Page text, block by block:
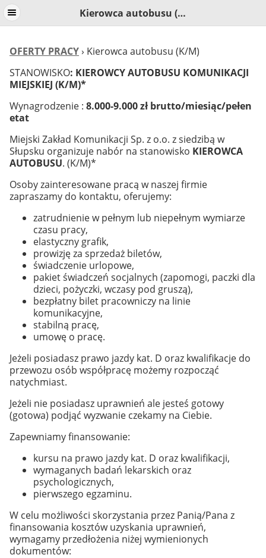
Kierowca autobusu (K/M)
OFERTY PRACY› Kierowca autobusu (K/M)
STANOWISKO: KIEROWCY AUTOBUSU KOMUNIKACJI
MIEJSKIEJ (K/M)*
Wynagrodzenie : 8.000-9.000 zł brutto/miesiąc/pełen
etat
Miejski Zakład Komunikacji Sp. z o.o. z siedzibą w
Słupsku organizuje nabór na stanowisko KIEROWCA
AUTOBUSU. (K/M)*
Osoby zainteresowane pracą w naszej firmie
zapraszamy do kontaktu, oferujemy:
zatrudnienie w pełnym lub niepełnym wymiarze
czasu pracy,
elastyczny grafik,
prowizję za sprzedaż biletów,
świadczenie urlopowe,
pakiet świadczeń socjalnych (zapomogi, paczki dla
dzieci, pożyczki, wczasy pod gruszą),
bezpłatny bilet pracowniczy na linie
komunikacyjne,
stabilną pracę,
umowę o pracę.
Jeżeli posiadasz prawo jazdy kat. D oraz kwalifikacje do
przewozu osób współpracę możemy rozpocząć
natychmiast.
Jeżeli nie posiadasz uprawnień ale jesteś gotowy
(gotowa) podjąć wyzwanie czekamy na Ciebie.
Zapewniamy finansowanie:
kursu na prawo jazdy kat. D oraz kwalifikacji,
wymaganych badań lekarskich oraz
psychologicznych,
pierwszego egzaminu.
W celu możliwości skorzystania przez Panią/Pana z
finansowania kosztów uzyskania uprawnień,
wymagamy przedłożenia niżej wymienionych
dokumentów: